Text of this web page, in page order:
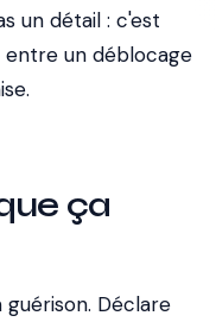
un détail : c'est
un déblocage
ça
Déclare